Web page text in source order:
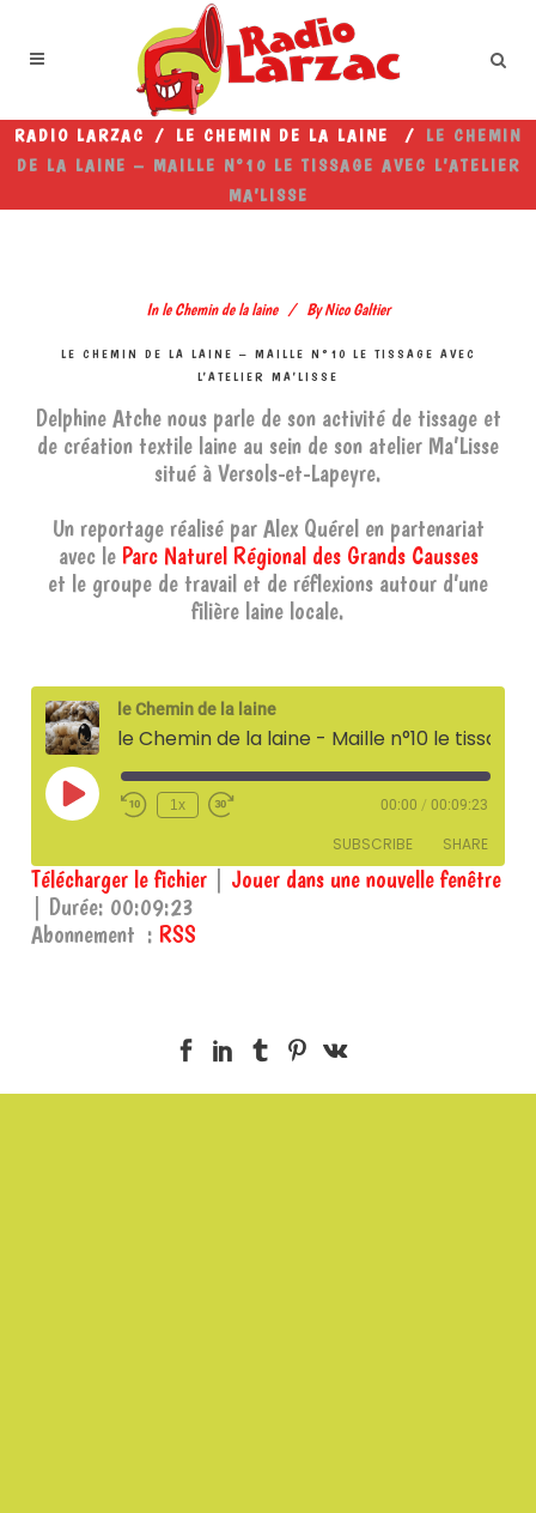
RADIO LARZAC / LE CHEMIN DE LA LAINE / LE CHEMIN
DE LA LAINE – MAILLE N°10 LE TISSAGE AVEC L’ATELIER
MA’LISSE
In le Chemin de la laine By Nico Galtier
LE CHEMIN DE LA LAINE – MAILLE N°10 LE TISSAGE AVEC
L’ATELIER MA’LISSE
Delphine Atche nous parle de son activité de tissage et
de création textile laine au sein de son atelier Ma’Lisse
situé à Versols-et-Lapeyre.
Un reportage réalisé par Alex Quérel en partenariat
avec le Parc Naturel Régional des Grands Causses
et le groupe de travail et de réflexions autour d’une
filière laine locale.
le Chemin de la laine
Play
Episode
1x 00:00 / 00:09:23
SUBSCRIBE SHARE
RSS
SHARE
Télécharger le fichier
Jouer dans une nouvelle fenêtre
Durée: 00:09:23
Abonnement : RSS